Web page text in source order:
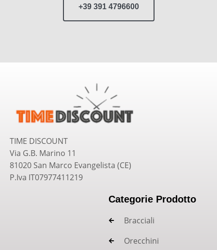
+39 391 4796600
TIME DISCOUNT
Via G.B. Marino 11
81020 San Marco Evangelista (CE)
P.Iva IT07977411219
Categorie Prodotto
Bracciali
Orecchini